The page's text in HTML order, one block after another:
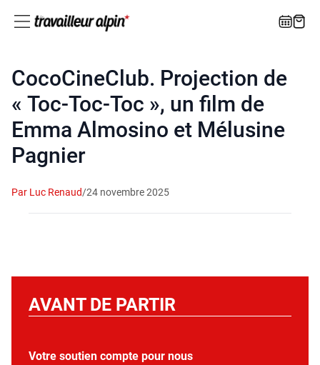
CocoCineClub. Projection de
« Toc-Toc-Toc », un film de
Emma Almosino et Mélusine
Pagnier
Par Luc Renaud/24 novembre 2025
AVANT DE PARTIR
Votre soutien compte pour nous